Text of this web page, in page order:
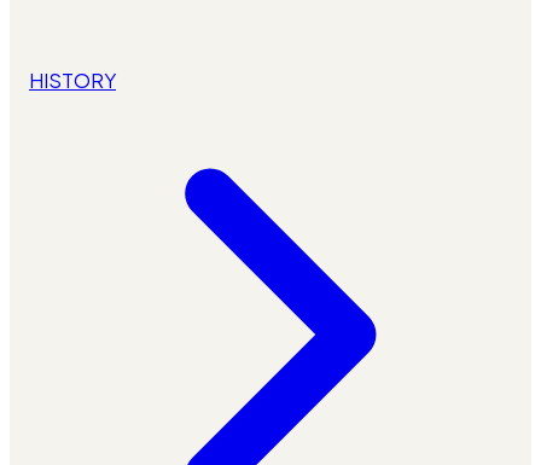
HISTORY